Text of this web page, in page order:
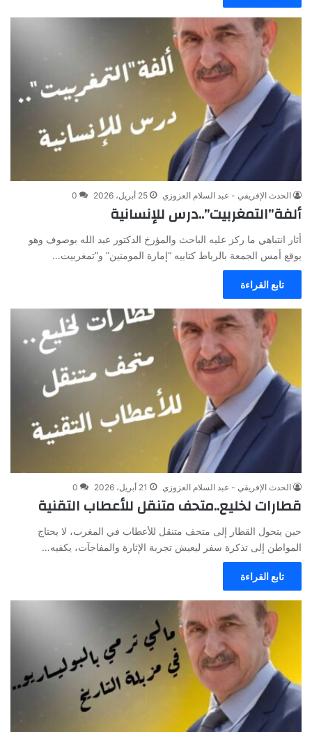
الحدث الإفريقي - عبد السلام العزوزي 25 أبريل، 2026 0
ألفة”التمغربيت”..درس للإنسانية
أثار انتباهي ما ركز عليه الباحث والمؤرخ الدكتور عبد الله بوصوف وهو
يوقع أمس الجمعة بالرباط كتابيه “إمارة المومنين” و”تمغربيت…
تابع القراءة
الحدث الإفريقي - عبد السلام العزوزي 21 أبريل، 2026 0
قطارات لخليع..متحف متنقل للأعطاب التقنية
حين يتحول القطار إلى متحف متنقل للأعطاب في المغرب، لا يحتاج
المواطن إلى تذكرة سفر ليعيش تجربة الإثارة والمفاجآت، يكفيه…
تابع القراءة